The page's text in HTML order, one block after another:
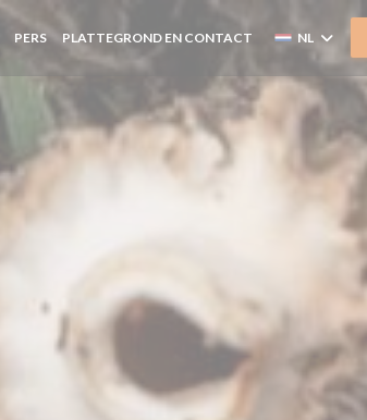
PERS PLATTEGROND EN CONTACT NL